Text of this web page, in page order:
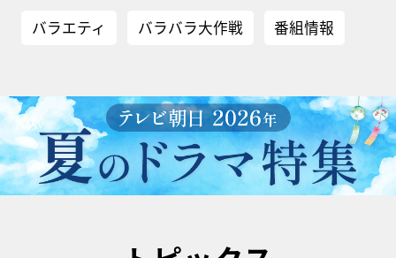
バラエティ バラバラ大作戦 番組情報